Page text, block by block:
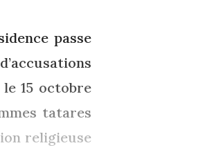
passe
15 octobre
tatares
religieuse